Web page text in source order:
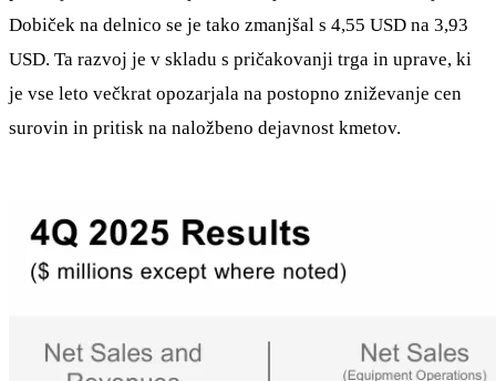
Dobiček na delnico se je tako zmanjšal s 4,55 USD na 3,93
USD. Ta razvoj je v skladu s pričakovanji trga in uprave, ki
je vse leto večkrat opozarjala na postopno zniževanje cen
surovin in pritisk na naložbeno dejavnost kmetov.